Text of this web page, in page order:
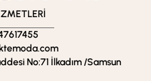
No:71 İlkadım /Samsun